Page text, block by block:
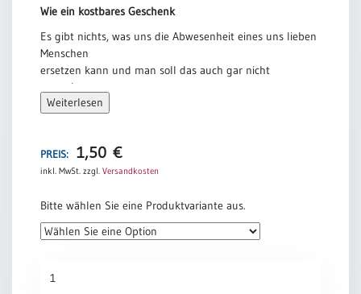
Wie ein kostbares Geschenk
Es gibt nichts, was uns die Abwesenheit eines uns lieben
Menschen
ersetzen kann und man soll das auch gar nicht
versuchen …
Je schöner und voller die Erinnerungen, desto schwerer
in eine stille
Freude. Man trägt das vergangene Schöne nicht wie
sondern wie ein kostbares Geschenk in sich.
Dietrich Bonhoeffer
Weiterlesen
PREIS: 1,50 €
inkl. MwSt. zzgl. Versandkosten
Bitte wählen Sie eine Produktvariante aus.
Menge